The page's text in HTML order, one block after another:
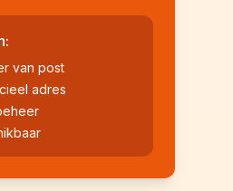
van post
adres